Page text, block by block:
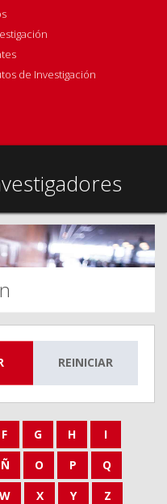
de Investigación
REINICIAR
F G H
I
Ñ O P
Q
W X Y Z